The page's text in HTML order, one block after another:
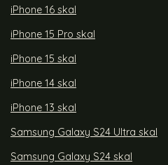
iPhone 16 skal
iPhone 15 Pro skal
iPhone 15 skal
iPhone 14 skal
iPhone 13 skal
Samsung Galaxy S24 Ultra skal
Samsung Galaxy S24 skal